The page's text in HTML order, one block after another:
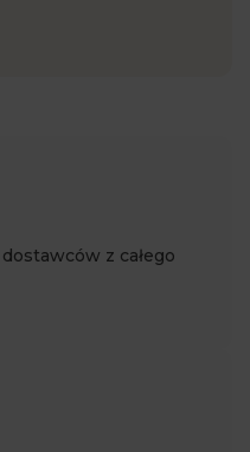
z całego